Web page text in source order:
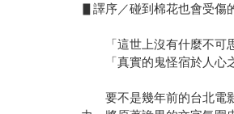
▋譯序／碰到棉花也會受傷
「這世上沒有什麼不可思
「真實的鬼怪宿於人心之
要不是幾年前的台北電影